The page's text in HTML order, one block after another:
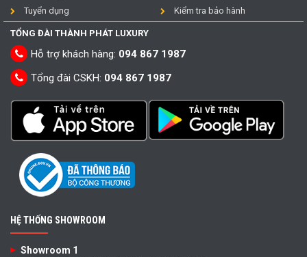
Tuyển dụng
Kiểm tra bảo hành
TỔNG ĐÀI THÀNH PHÁT LUXURY
Hỗ trợ khách hàng: 094 867 1987
Tổng đài CSKH: 094 867 1987
HỆ THỐNG SHOWROOM
Showroom 1